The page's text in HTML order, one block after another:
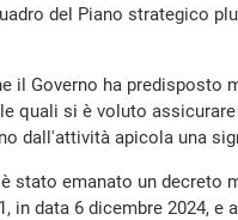
del Piano strategico
il Governo ha predisposto
quali si è voluto
dall'attività apicola una
stato emanato un decreto
in data 6 dicembre 2024, e